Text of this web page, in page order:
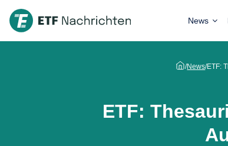
News
/News/ETF:
ETF: